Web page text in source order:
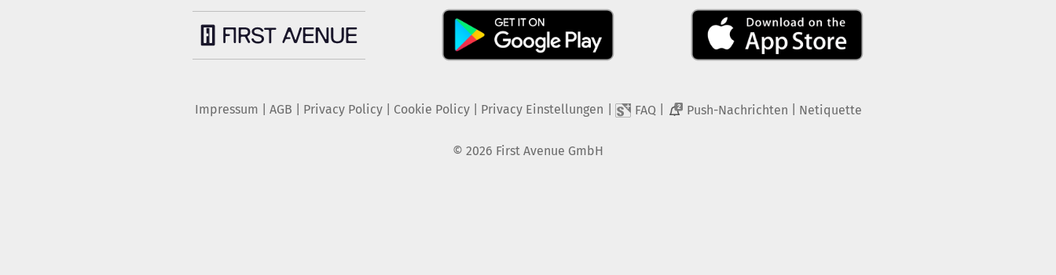
Impressum AGB Privacy Policy| Cookie Policy| Privacy Einstellungen FAQ 2 Push-Nachrichten Netiquette
© 2026 First Avenue GmbH